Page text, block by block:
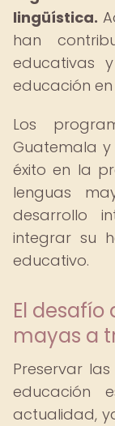
lingüística.
han
educativas
educación
Los
Guatemala
éxito en la
lenguas
desarrollo
integrar su
educativo.
El desafío
mayas a
Preservar
educación
actualidad,